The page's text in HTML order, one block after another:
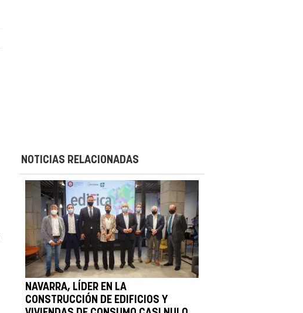
NOTICIAS RELACIONADAS
NAVARRA, LÍDER EN LA
CONSTRUCCIÓN DE EDIFICIOS Y